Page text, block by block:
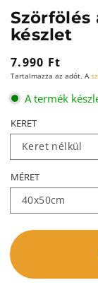
Szörfölés
készlet
Normál
ár
7.990 Ft
Tartalmazza az adót. A
A termék
KERET
MÉRET